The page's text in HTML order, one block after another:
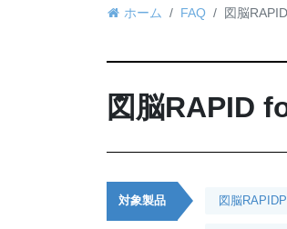
ホーム FAQ 図脳
図脳RAPID
対象製品 図脳